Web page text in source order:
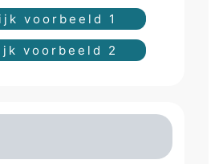
voorbeeld 1
voorbeeld 2